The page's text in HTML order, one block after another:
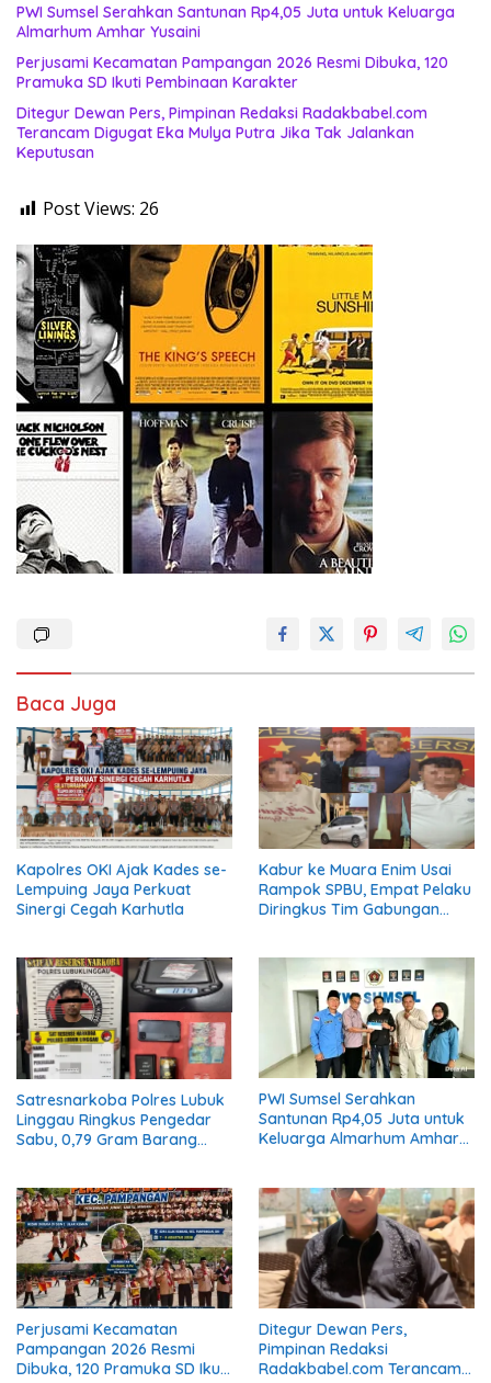
PWI Sumsel Serahkan Santunan Rp4,05 Juta untuk Keluarga
Almarhum Amhar Yusaini
Perjusami Kecamatan Pampangan 2026 Resmi Dibuka, 120
Pramuka SD Ikuti Pembinaan Karakter
Ditegur Dewan Pers, Pimpinan Redaksi Radakbabel.com
Terancam Digugat Eka Mulya Putra Jika Tak Jalankan
Keputusan
Post Views: 26
Baca Juga
Kapolres OKI Ajak Kades se-
Lempuing Jaya Perkuat
Sinergi Cegah Karhutla
Kabur ke Muara Enim Usai
Rampok SPBU, Empat Pelaku
Diringkus Tim Gabungan
Satresnarkoba Polres Lubuk
Linggau Ringkus Pengedar
Sabu, 0,79 Gram Barang
PWI Sumsel Serahkan
Santunan Rp4,05 Juta untuk
Keluarga Almarhum Amhar
Perjusami Kecamatan
Pampangan 2026 Resmi
Dibuka, 120 Pramuka SD Ikuti
Ditegur Dewan Pers,
Pimpinan Redaksi
Radakbabel.com Terancam